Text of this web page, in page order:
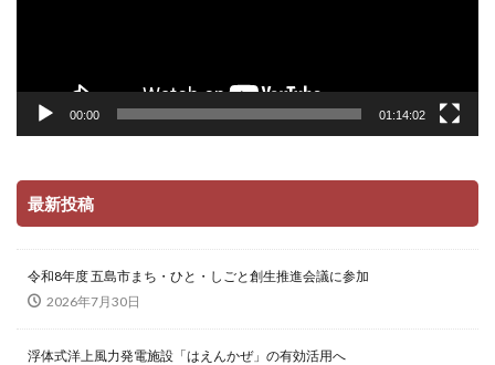
00:00 01:14:02
最新投稿
令和8年度 五島市まち・ひと・しごと創生推進会議に参加
2026年7月30日
浮体式洋上風力発電施設「はえんかぜ」の有効活用へ